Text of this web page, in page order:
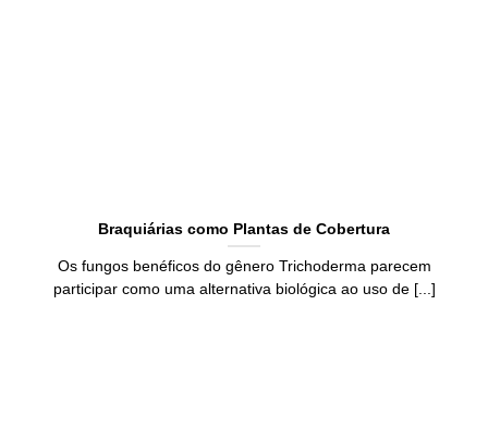
Braquiárias como Plantas de Cobertura
Os fungos benéficos do gênero Trichoderma parecem
participar como uma alternativa biológica ao uso de [...]